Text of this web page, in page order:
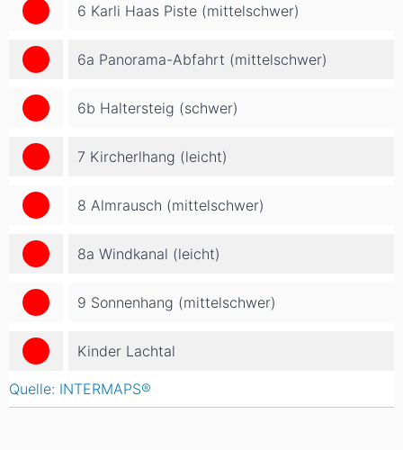
6 Karli Haas Piste (mittelschwer)
6a Panorama-Abfahrt (mittelschwer)
6b Haltersteig (schwer)
7 Kircherlhang (leicht)
8 Almrausch (mittelschwer)
8a Windkanal (leicht)
9 Sonnenhang (mittelschwer)
Kinder Lachtal
Quelle: INTERMAPS®